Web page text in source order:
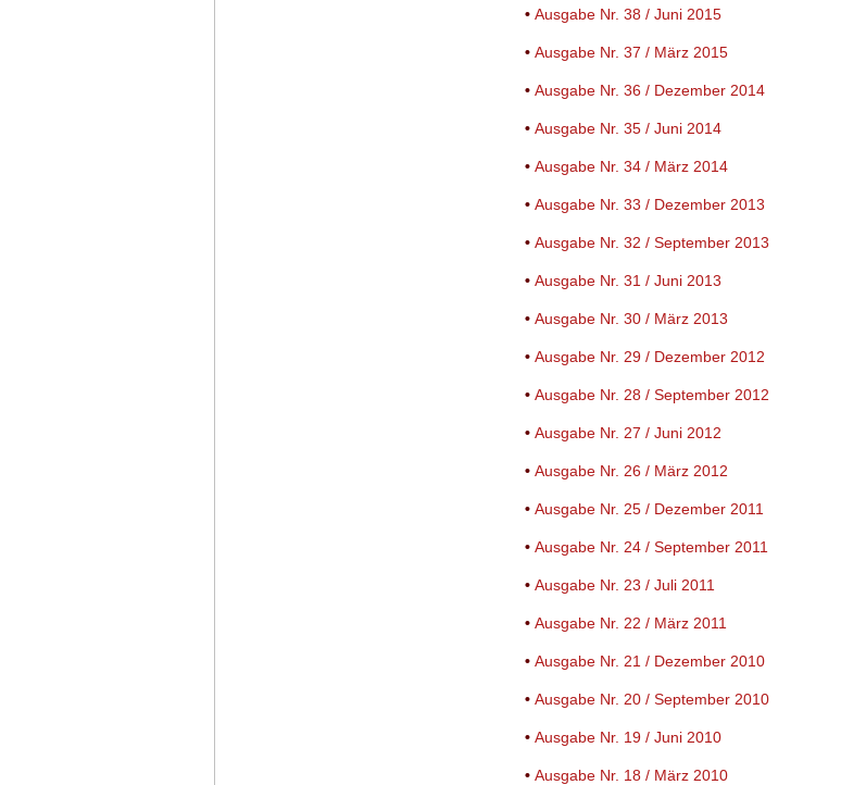
• Ausgabe Nr. 38 / Juni 2015
• Ausgabe Nr. 37 / März 2015
• Ausgabe Nr. 36 / Dezember 2014
• Ausgabe Nr. 35 / Juni 2014
• Ausgabe Nr. 34 / März 2014
• Ausgabe Nr. 33 / Dezember 2013
• Ausgabe Nr. 32 / September 2013
• Ausgabe Nr. 31 / Juni 2013
• Ausgabe Nr. 30 / März 2013
• Ausgabe Nr. 29 / Dezember 2012
• Ausgabe Nr. 28 / September 2012
• Ausgabe Nr. 27 / Juni 2012
• Ausgabe Nr. 26 / März 2012
• Ausgabe Nr. 25 / Dezember 2011
• Ausgabe Nr. 24 / September 2011
• Ausgabe Nr. 23 / Juli 2011
• Ausgabe Nr. 22 / März 2011
• Ausgabe Nr. 21 / Dezember 2010
• Ausgabe Nr. 20 / September 2010
• Ausgabe Nr. 19 / Juni 2010
• Ausgabe Nr. 18 / März 2010